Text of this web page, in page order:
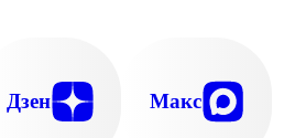
Дзен Макс